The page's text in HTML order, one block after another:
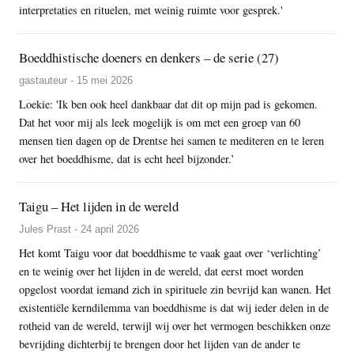
interpretaties en rituelen, met weinig ruimte voor gesprek.'
Boeddhistische doeners en denkers – de serie (27)
gastauteur - 15 mei 2026
Loekie: 'Ik ben ook heel dankbaar dat dit op mijn pad is gekomen.
Dat het voor mij als leek mogelijk is om met een groep van 60
mensen tien dagen op de Drentse hei samen te mediteren en te leren
over het boeddhisme, dat is echt heel bijzonder.’
Taigu – Het lijden in de wereld
Jules Prast - 24 april 2026
Het komt Taigu voor dat boeddhisme te vaak gaat over ‘verlichting’
en te weinig over het lijden in de wereld, dat eerst moet worden
opgelost voordat iemand zich in spirituele zin bevrijd kan wanen. Het
existentiële kerndilemma van boeddhisme is dat wij ieder delen in de
rotheid van de wereld, terwijl wij over het vermogen beschikken onze
bevrijding dichterbij te brengen door het lijden van de ander te